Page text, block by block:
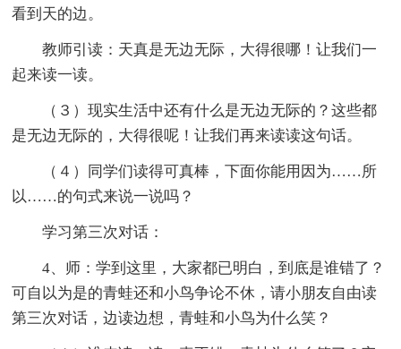
看到天的边。
教师引读：天真是无边无际，大得很哪！让我们一
起来读一读。
（３）现实生活中还有什么是无边无际的？这些都
是无边无际的，大得很呢！让我们再来读读这句话。
（４）同学们读得可真棒，下面你能用因为……所
以……的句式来说一说吗？
学习第三次对话：
4、师：学到这里，大家都已明白，到底是谁错了？
可自以为是的青蛙还和小鸟争论不休，请小朋友自由读
第三次对话，边读边想，青蛙和小鸟为什么笑？